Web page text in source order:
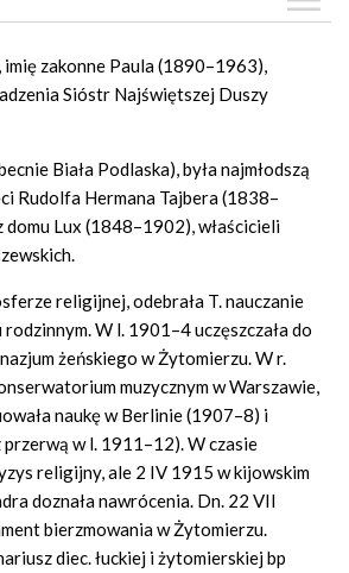
imię zakonne Paula (1890–1963),
Sióstr Najświętszej Duszy
Biała Podlaska), była najmłodszą
Rudolfa Hermana Tajbera (1838–
Lux (1848–1902), właścicieli
religijnej, odebrała T. nauczanie
W l. 1901–4 uczęszczała do
żeńskiego w Żytomierzu. W r.
muzycznym w Warszawie,
naukę w Berlinie (1907–8) i
w l. 1911–12). W czasie
religijny, ale 2 IV 1915 w kijowskim
doznała nawrócenia. Dn. 22 VII
bierzmowania w Żytomierzu.
diec. łuckiej i żytomierskiej bp